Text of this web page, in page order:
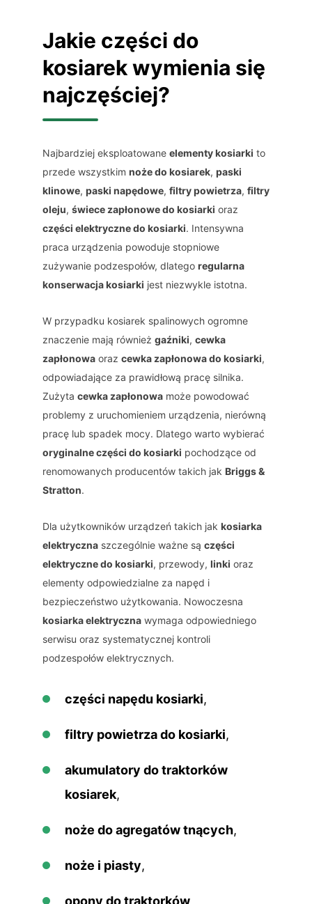
Jakie części do
kosiarek wymienia się
najczęściej?
Najbardziej eksploatowane elementy kosiarki to
przede wszystkim noże do kosiarek, paski
klinowe, paski napędowe, filtry powietrza, filtry
oleju, świece zapłonowe do kosiarki oraz
części elektryczne do kosiarki. Intensywna
praca urządzenia powoduje stopniowe
zużywanie podzespołów, dlatego regularna
konserwacja kosiarki jest niezwykle istotna.
W przypadku kosiarek spalinowych ogromne
znaczenie mają również gaźniki, cewka
zapłonowa oraz cewka zapłonowa do kosiarki,
odpowiadające za prawidłową pracę silnika.
Zużyta cewka zapłonowa może powodować
problemy z uruchomieniem urządzenia, nierówną
pracę lub spadek mocy. Dlatego warto wybierać
oryginalne części do kosiarki pochodzące od
renomowanych producentów takich jak Briggs &
Stratton.
Dla użytkowników urządzeń takich jak kosiarka
elektryczna szczególnie ważne są części
elektryczne do kosiarki, przewody, linki oraz
elementy odpowiedzialne za napęd i
bezpieczeństwo użytkowania. Nowoczesna
kosiarka elektryczna wymaga odpowiedniego
serwisu oraz systematycznej kontroli
podzespołów elektrycznych.
części napędu kosiarki,
filtry powietrza do kosiarki,
akumulatory do traktorków
kosiarek,
noże do agregatów tnących,
noże i piasty,
opony do traktorków